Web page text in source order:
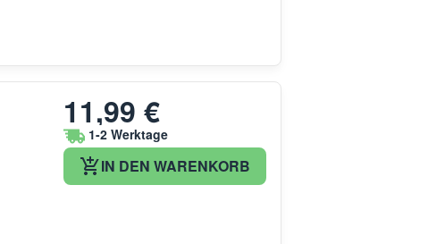
11,99 €
1-2 Werktage
IN DEN WARENKORB